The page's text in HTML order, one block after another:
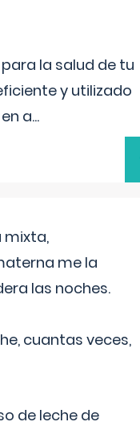
la salud de tu
y utilizado
a...
mixta,
me la
las noches.
cuantas veces,
de leche de